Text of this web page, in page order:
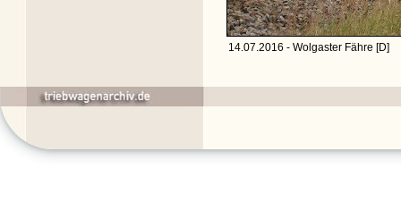
14.07.2016 - Wolgaster Fähre [D]